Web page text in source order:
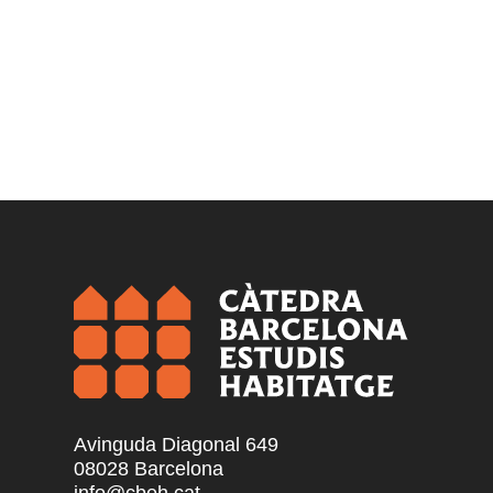
Avinguda Diagonal 649
08028 Barcelona